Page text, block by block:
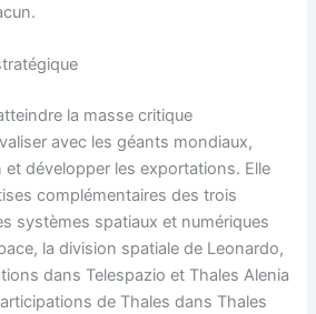
la masse critique
avec les géants mondiaux,
et développer les exportations. Elle
complémentaires des trois
systèmes spatiaux et numériques
la division spatiale de Leonardo,
dans Telespazio et Thales Alenia
de Thales dans Thales